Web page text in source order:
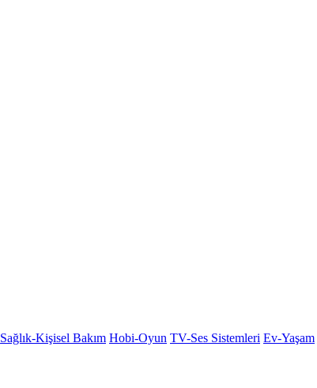
Sağlık-Kişisel Bakım Hobi-Oyun TV-Ses Sistemleri Ev-Yaşam